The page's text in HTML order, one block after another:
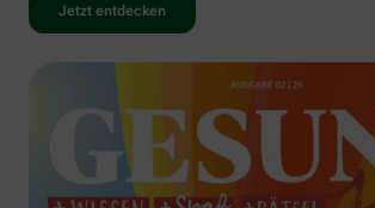
Jetzt entdecken